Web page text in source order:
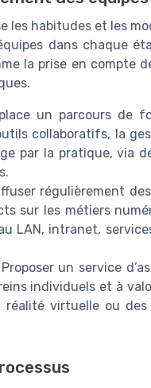
les habitudes et les
dans chaque
la prise en compte
un parcours de
collaboratifs, la
par la pratique, via
régulièrement
sur les métiers
LAN, intranet,
un service
individuels et à
virtuelle ou